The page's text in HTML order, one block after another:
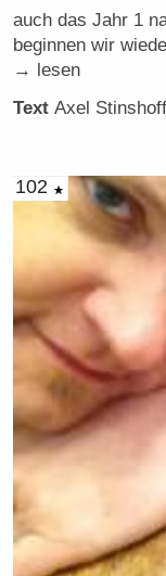
auch das Jahr 1
beginnen wir
→ lesen
Text Axel Stinshoff
102